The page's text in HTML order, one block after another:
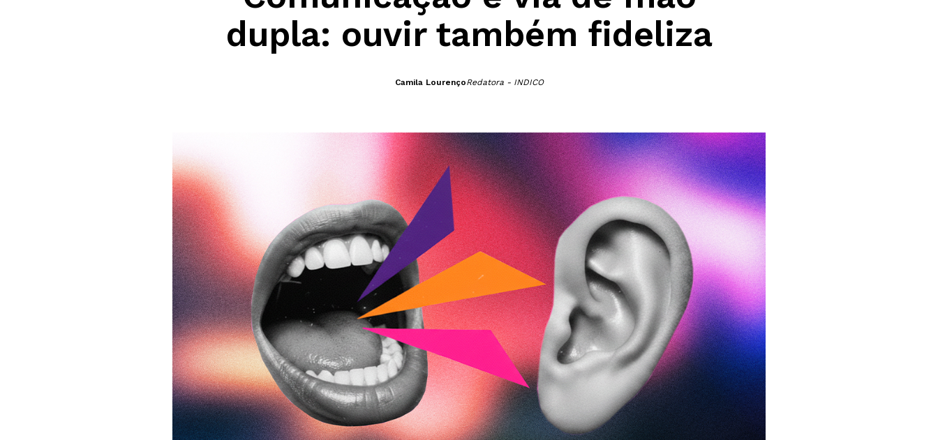
dupla: ouvir também fideliza
Camila LourençoRedatora - INDICO